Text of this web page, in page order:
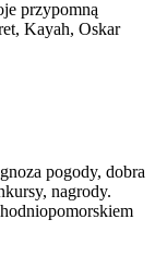
przypomną
Kayah, Oskar
pogody, dobra
nagrody.